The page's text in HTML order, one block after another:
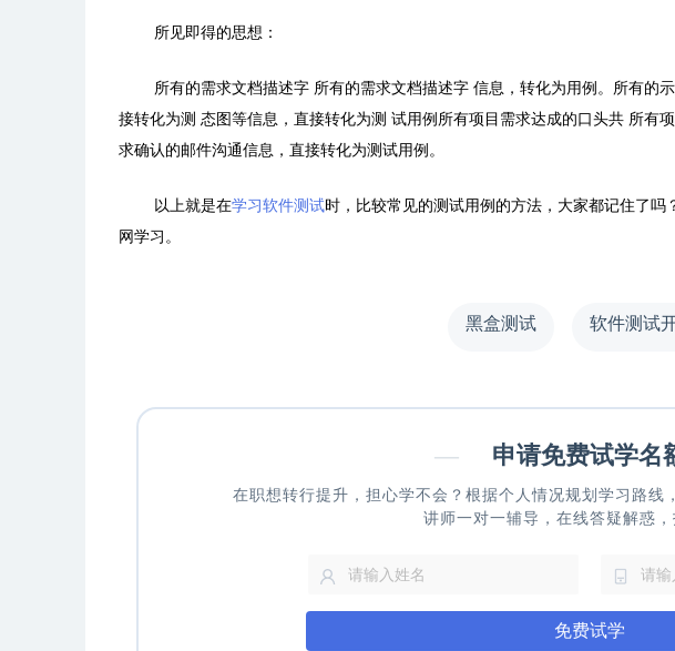
所见即得的思想：
所有的需求文档描述字 所有的需求文档描述字 信息，转化为用例。 所有的
接转化为测 态图等信息，直接转化为测 试用例 所有项目需求达成的口头共 所有
求确认的邮件沟通信息，直接转化为测试用例。
以上就是在学习软件测试时，比较常见的测试用例的方法，大家都记住了
网学习。
黑盒测试 软件测试
— 申请免费试学
在职想转行提升，担心学不会？根据个人情况规划学习路线
讲师一对一辅导，在线答疑解惑，
免费试学